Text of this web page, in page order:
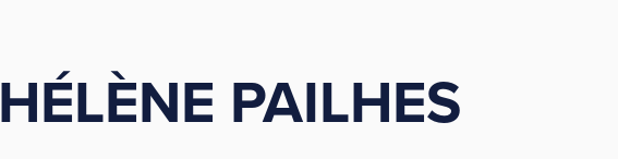
HÉLÈNE PAILHES